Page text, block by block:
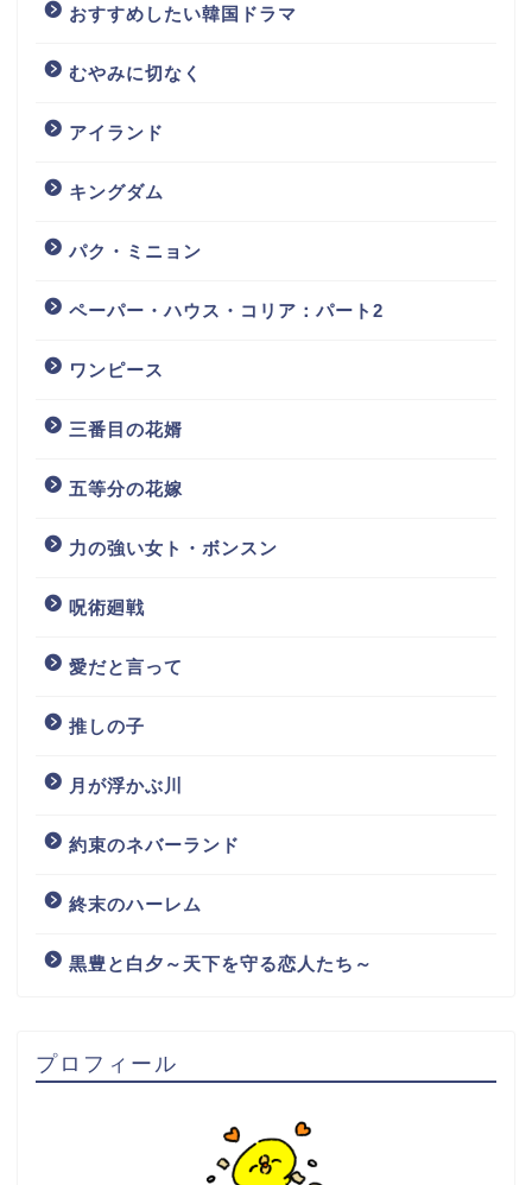
おすすめしたい韓国ドラマ
むやみに切なく
アイランド
キングダム
パク・ミニョン
ペーパー・ハウス・コリア：パート2
ワンピース
三番目の花婿
五等分の花嫁
力の強い女ト・ボンスン
呪術廻戦
愛だと言って
推しの子
月が浮かぶ川
約束のネバーランド
終末のハーレム
黒豊と白夕～天下を守る恋人たち～
プロフィール